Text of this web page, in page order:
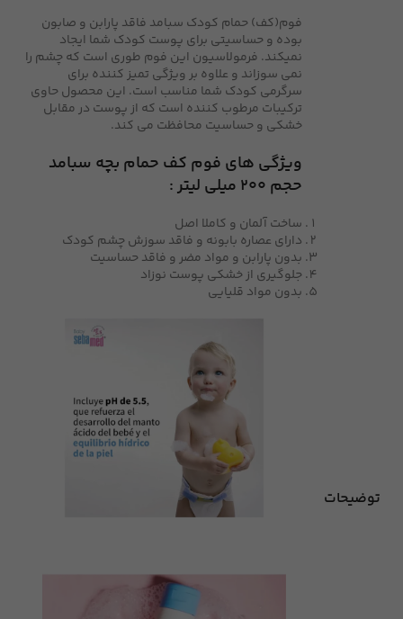
توضیحات
فوم(کف) حمام کودک سبامد فاقد پارابن و صابون
بوده و حساسیتی برای پوست کودک شما ایجاد
نمیکند. فرمولاسیون این فوم طوری است که چشم را
نمی سوزاند و علاوه بر ویژگی تمیز کننده برای
سرگرمی کودک شما مناسب است. این محصول حاوی
ترکیبات مرطوب کننده است که از پوست در مقابل
خشکی و حساسیت محافظت می کند.
ویژگی های فوم کف حمام بچه سبامد
حجم 200 میلی لیتر :
ساخت آلمان و کاملا اصل
دارای عصاره بابونه و فاقد سوزش چشم کودک
بدون پارابن و مواد مضر و فاقد حساسیت
جلوگیری از خشکی پوست نوزاد
بدون مواد قلیایی